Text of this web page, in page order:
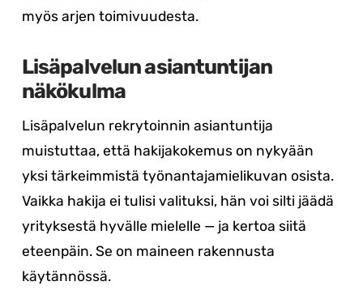
myös arjen toimivuudesta.
Lisäpalvelun asiantuntijan
näkökulma
Lisäpalvelun rekrytoinnin asiantuntija
muistuttaa, että hakijakokemus on nykyään
yksi tärkeimmistä työnantajamielikuvan osista.
Vaikka hakija ei tulisi valituksi, hän voi silti jäädä
yrityksestä hyvälle mielelle — ja kertoa siitä
eteenpäin. Se on maineen rakennusta
käytännössä.